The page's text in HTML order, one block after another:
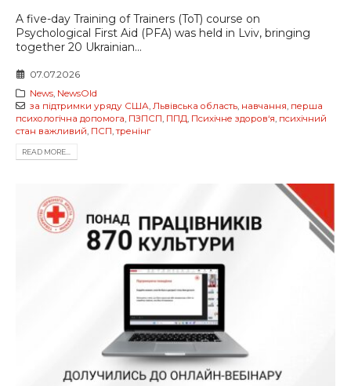
A five-day Training of Trainers (ToT) course on
Psychological First Aid (PFA) was held in Lviv, bringing
together 20 Ukrainian...
07.07.2026
News, NewsOld
за підтримки уряду США, Львівська область, навчання, перша
психологічна допомога, ПЗПСП, ППД, Психічне здоров‘я, психічний
стан важливий, ПСП,тренінг
READ MORE...